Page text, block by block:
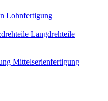
Lohnfertigung
Langdrehteile
Mittelserienfertigung